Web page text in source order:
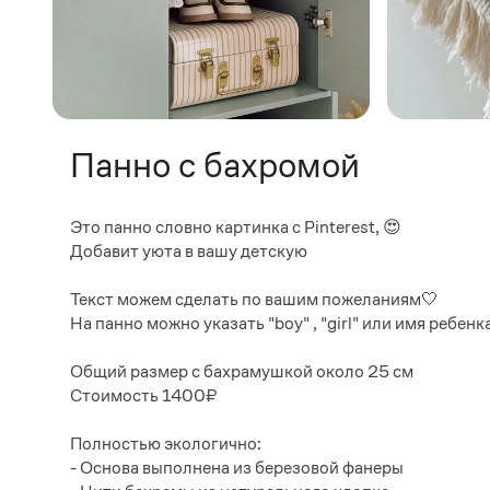
Панно с бахромой
Это панно словно картинка с Pinterest, 😍
Добавит уюта в вашу детскую
Текст можем сделать по вашим пожеланиям🤍
На панно можно указать "boy" , "girl" или имя
Общий размер с бахрамушкой около 25 см
Стоимость 1400₽
Полностью экологично:
- Основа выполнена из березовой фанеры